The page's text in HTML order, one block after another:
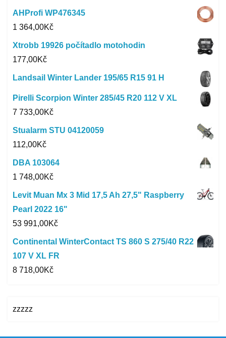
AHProfi WP476345
1 364,00Kč
Xtrobb 19926 počítadlo motohodin
177,00Kč
Landsail Winter Lander 195/65 R15 91 H
Pirelli Scorpion Winter 285/45 R20 112 V XL
7 733,00Kč
Stualarm STU 04120059
112,00Kč
DBA 103064
1 748,00Kč
Levit Muan Mx 3 Mid 17,5 Ah 27,5" Raspberry
Pearl 2022 16"
53 991,00Kč
Continental WinterContact TS 860 S 275/40 R22
107 V XL FR
8 718,00Kč
zzzzz